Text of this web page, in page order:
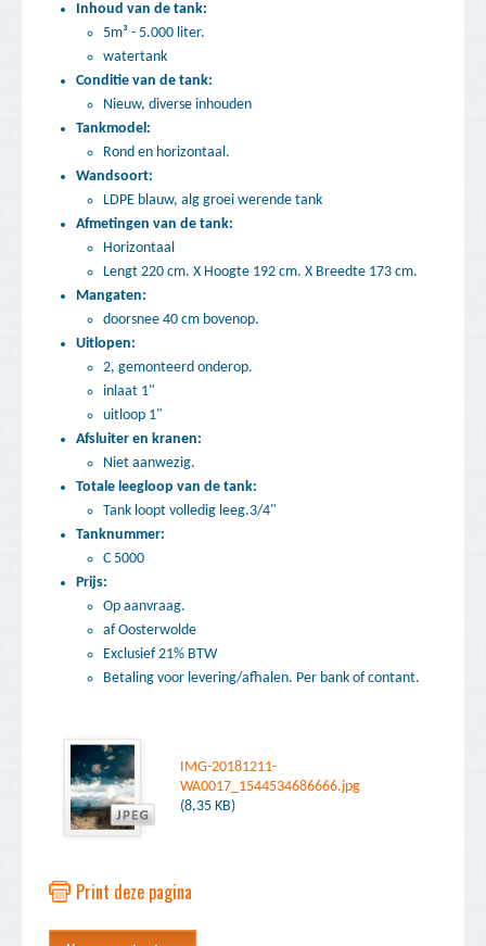
Inhoud van de tank:
5m³ - 5.000 liter.
watertank
Conditie van de tank:
Nieuw, diverse inhouden
Tankmodel:
Rond en horizontaal.
Wandsoort:
LDPE blauw, alg groei werende tank
Afmetingen van de tank:
Horizontaal
Lengt 220 cm. X Hoogte 192 cm. X Breedte 173 cm.
Mangaten:
doorsnee 40 cm bovenop.
Uitlopen:
2, gemonteerd onderop.
inlaat 1"
uitloop 1"
Afsluiter en kranen:
Niet aanwezig.
Totale leegloop van de tank:
Tank loopt volledig leeg.3/4"
Tanknummer:
C 5000
Prijs:
Op aanvraag.
af Oosterwolde
Exclusief 21% BTW
Betaling voor levering/afhalen. Per bank of contant.
IMG-20181211-
WA0017_1544534686666.jpg
(8,35 KB)
Print deze pagina